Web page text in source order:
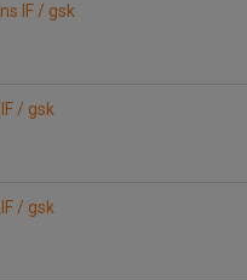
IF / gsk
/ gsk
/ gsk